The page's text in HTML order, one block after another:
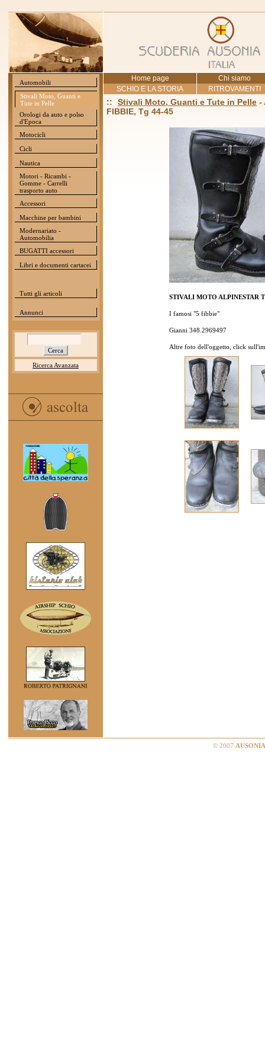
Automobili
Stivali Moto, Guanti e
Tute in Pelle
Orologi da auto e polso
d'Epoca
Motocicli
Cicli
Nautica
Motori - Ricambi -
Gomme - Carrelli
trasporto auto
Accessori
Macchine per bambini
Modernariato -
Automobilia
BUGATTI accessori
Libri e documenti cartacei
Tutti gli articoli
Annunci
Ricerca Avanzata
Home page
Chi siamo
SCHIO E LA STORIA
RITROVAMENTI
:: Stivali Moto, Guanti e Tute in Pelle -
FIBBIE, Tg 44-45
STIVALI MOTO ALPINESTAR
I famosi "5 fibbie"
Gianni 348.2969497
Altre foto dell'oggetto, click
© 2007